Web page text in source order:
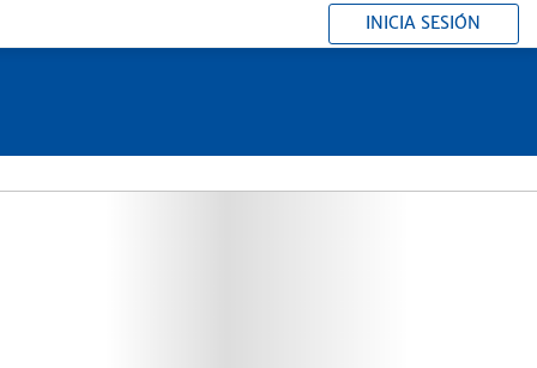
INICIA SESIÓN